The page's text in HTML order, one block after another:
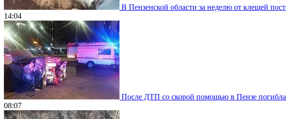
В Пензенской области за неделю от клещей
14:04
После ДТП со скорой помощью в Пензе погибла
08:07